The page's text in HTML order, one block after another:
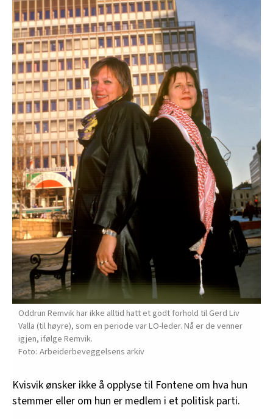
Oddrun Remvik har ikke alltid hatt et godt forhold til Gerd Liv
Valla (til høyre), som en periode var LO-leder. Nå er de venner
igjen, ifølge Remvik.
Arbeiderbeveggelsens arkiv
Kvisvik ønsker ikke å opplyse til Fontene om hva hun
stemmer eller om hun er medlem i et politisk parti.